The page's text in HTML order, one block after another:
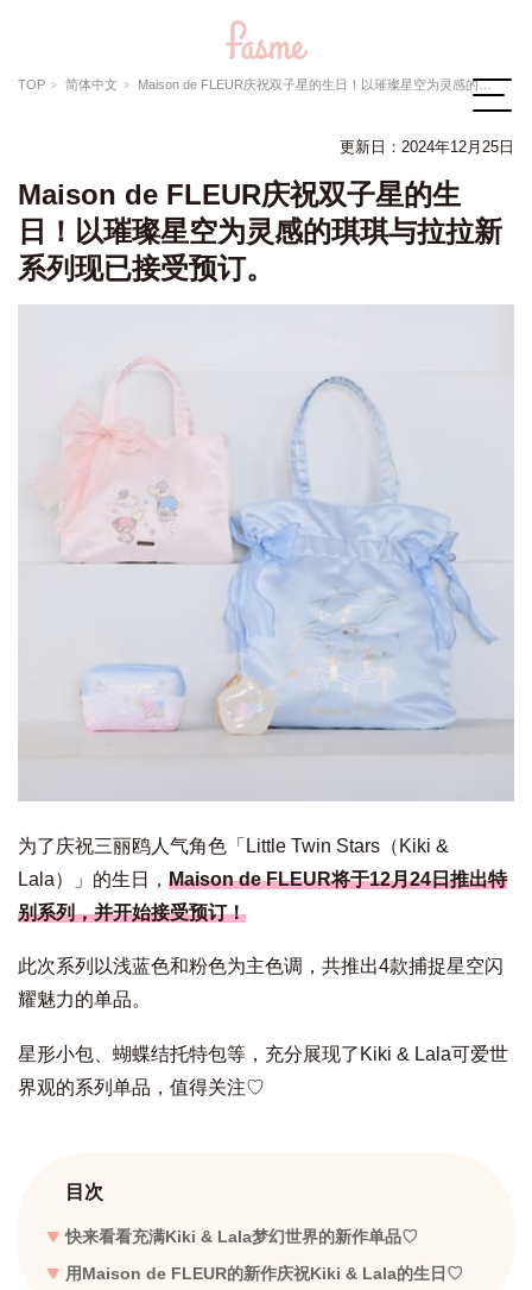
TOP 简体中文 Maison de FLEUR庆祝双子星的生日！以璀璨星空为灵感的琪琪与拉拉新系列现已接受预订。
更新日： 2024年12月25日
Maison de FLEUR庆祝双子星的生
日！以璀璨星空为灵感的琪琪与拉拉新
系列现已接受预订。
为了庆祝三丽鸥人气角色「Little Twin Stars（Kiki &
Lala）」的生日， Maison de FLEUR将于12月24日推出特
别系列，并开始接受预订！
此次系列以浅蓝色和粉色为主色调，共推出4款捕捉星空闪
耀魅力的单品。
星形小包、蝴蝶结托特包等，充分展现了Kiki & Lala可爱世
界观的系列单品，值得关注♡
目次
快来看看充满Kiki & Lala梦幻世界的新作单品♡
用Maison de FLEUR的新作庆祝Kiki & Lala的生日♡